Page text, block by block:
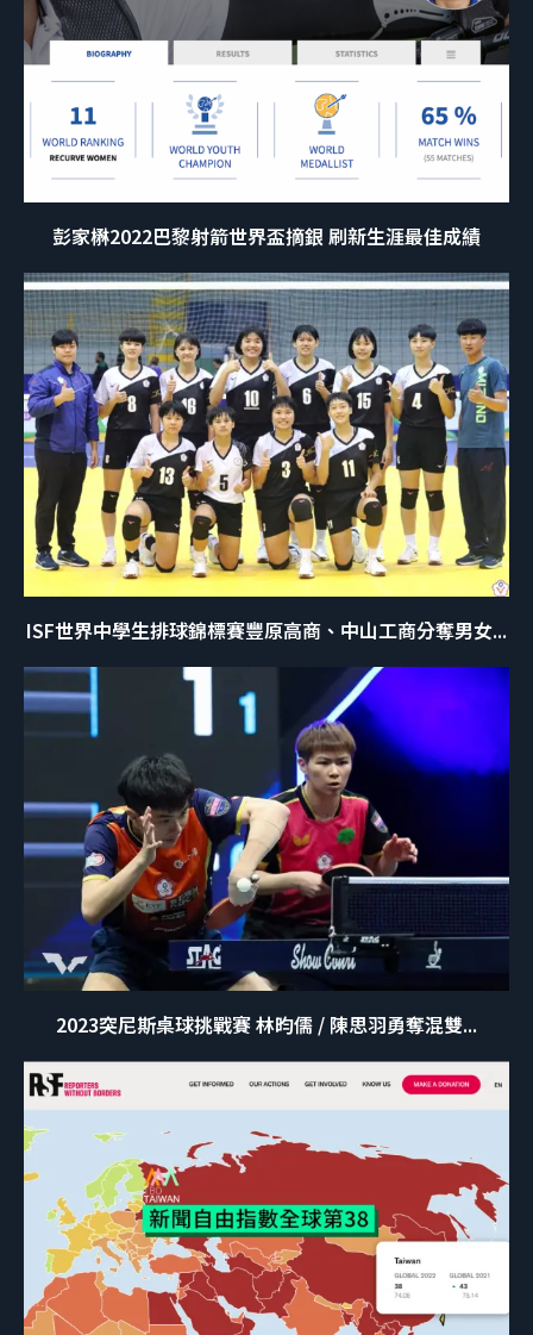
彭家楙2022巴黎射箭世界盃摘銀 刷新生涯最佳成績
ISF世界中學生排球錦標賽豐原高商、中山工商分奪男女...
2023突尼斯桌球挑戰賽 林昀儒 / 陳思羽勇奪混雙...